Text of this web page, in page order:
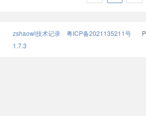
zshaowl技术记录 粤ICP备2021135211号
1.7.3